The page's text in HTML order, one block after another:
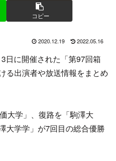
コピー
2020.12.19 2022.05.16
日に開催された「第97回箱
る出演者や放送情報をまとめ
大学」、復路を「駒澤大
大学学」が7回目の総合優勝